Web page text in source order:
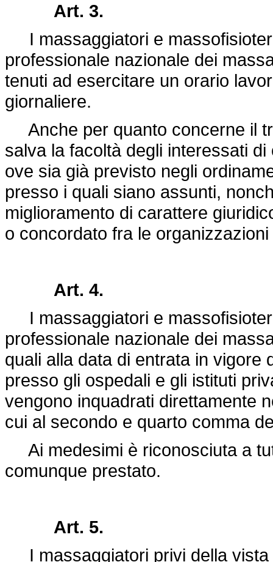
Art. 3.
I massaggiatori e
professionale nazionale dei
tenuti ad esercitare un orario
giornaliere.
Anche per quanto concerne il
salva la facoltà degli interessati
ove sia già previsto negli
presso i quali siano assunti,
miglioramento di carattere
o concordato fra le
Art. 4.
I massaggiatori e
professionale nazionale dei
quali alla data di entrata in vigore
presso gli ospedali e gli istituti
vengono inquadrati direttamente
cui al secondo e quarto comma
Ai medesimi è riconosciuta a
comunque prestato.
Art. 5.
I massaggiatori privi della vista